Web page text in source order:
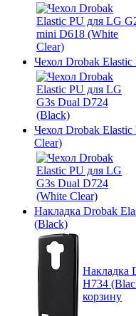
Чехол Drobak
Чехол Drobak
Clear)
Накладка Drobak
(Black)
Накладка
H734
корзину